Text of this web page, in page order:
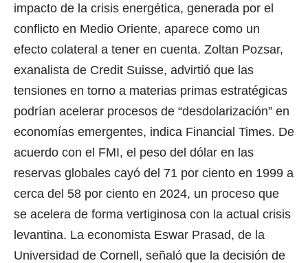
impacto de la crisis energética, generada por el
conflicto en Medio Oriente, aparece como un
efecto colateral a tener en cuenta. Zoltan Pozsar,
exanalista de Credit Suisse, advirtió que las
tensiones en torno a materias primas estratégicas
podrían acelerar procesos de “desdolarización” en
economías emergentes, indica Financial Times. De
acuerdo con el FMI, el peso del dólar en las
reservas globales cayó del 71 por ciento en 1999 a
cerca del 58 por ciento en 2024, un proceso que
se acelera de forma vertiginosa con la actual crisis
levantina. La economista Eswar Prasad, de la
Universidad de Cornell, señaló que la decisión de